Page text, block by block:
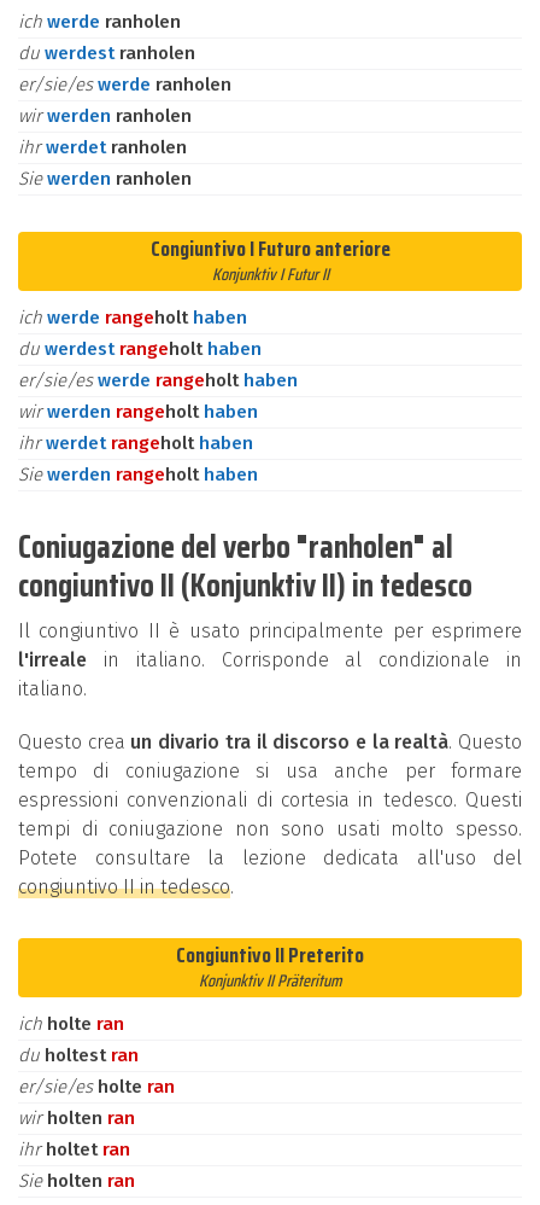
ich werde ranholen
du werdest ranholen
er/sie/eswerde ranholen
wirwerden ranholen
ihrwerdet ranholen
Siewerden ranholen
Congiuntivo I Futuro anteriore
Konjunktiv I Futur II
ich werde rangeholt haben
du werdest rangeholt haben
er/sie/eswerde rangeholt haben
wirwerden rangeholt haben
ihrwerdet rangeholt haben
Siewerden rangeholt haben
Coniugazione del verbo "ranholen" al
congiuntivo II (Konjunktiv II) in tedesco
Il congiuntivo II è usato principalmente per esprimere
l'irreale in italiano. Corrisponde al condizionale in
italiano.
Questo crea un divario tra il discorso e la realtà. Questo
tempo di coniugazione si usa anche per formare
espressioni convenzionali di cortesia in tedesco. Questi
tempi di coniugazione non sono usati molto spesso.
Potete consultare la lezione dedicata all'uso del
congiuntivo II in tedesco.
Congiuntivo II Preterito
Konjunktiv II Präteritum
ich holte ran
du holtest ran
er/sie/es holte ran
wirholten ran
ihrholtet ran
Sie holten ran